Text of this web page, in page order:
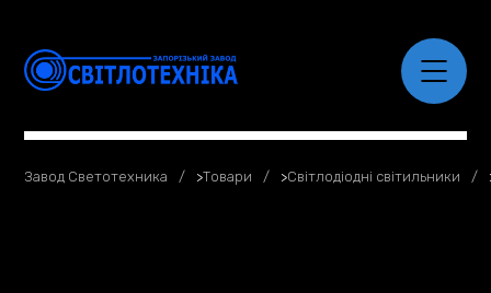
Завод Светотехника >Товари >Світлодіодні світильники